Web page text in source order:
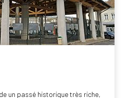
un passé historique très riche,